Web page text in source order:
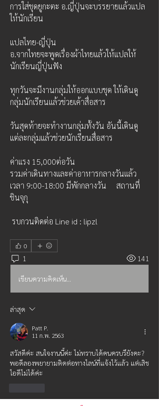
การใส่ชุดยูกะตะ อ.ญี่ปุ่นจะบรรยายแล้วแปล
ให้นักเรียน
แปลไทย-ญี่ปุ่น
อ.จากไทยจะพูดเรื่องผ้าไทยแล้วให้แปลให้
นักเรียนญี่ปุ่นฟัง
ทุกวันจะมีงานกลุ่มให้ออกแบบชุด ให้เดินดู
กลุ่มนักเรียนแล้วช่วยเค้าสื่อสาร
วันสุดท้ายจะทำงานกลุ่มทั้งวัน อันนี้เดินดู
แต่ละกลุ่มแล้วช่วยนักเรียนสื่อสาร
ค่าแรง 15,000ต่อวัน
รวมค่าเดินทางและค่าอาหารกลางวันแล้ว
เวลา 9:00-18:00 มีพักกลางวัน　 สถานที่
ชินจุกุ
รบกวนติดต่อ Line id : lipzl
0
1 141
เขียนความคิดเห็น…
ล่าสุด
Patt P.
11 ก.พ. 2563
สวัสดีค่ะ สนใจงานนี้ค่ะ ไม่ทราบได้คนครบรึยังคะ?
พอดีลองพยายามติดต่อทางไลน์ที่แจ้งไว้แล้ว แต่เสิช
ไอดีไม่ได้ค่ะ